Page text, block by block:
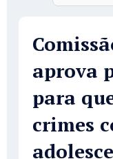
aprova
para
crimes